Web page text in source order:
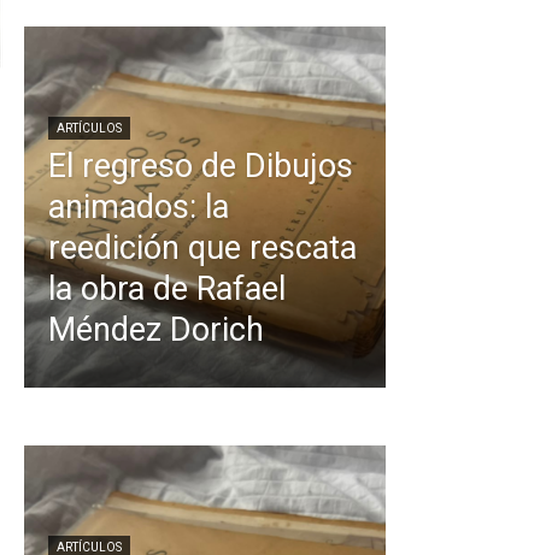
ARTÍCULOS
El regreso de Dibujos
animados: la
reedición que rescata
la obra de Rafael
Méndez Dorich
ARTÍCULOS